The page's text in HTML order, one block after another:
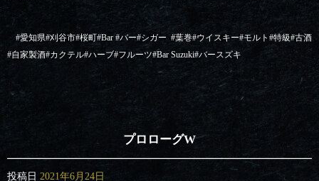
#愛知県#刈谷市#桜町#Bar #バー#シガー #葉巻#ウイスキー#モルト #特級#古酒
#自家製酒#カクテル#ハーブ#フルーツ#Bar Suzuki#バースズキ
プロローグW
投稿日 2021年6月24日